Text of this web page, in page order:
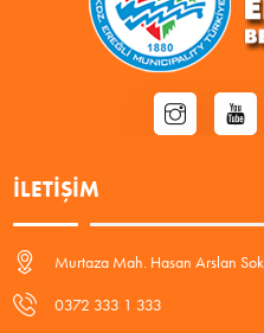
İLETIŞIM
Murtaza Mah. Hasan Arslan
0372 333 1 333